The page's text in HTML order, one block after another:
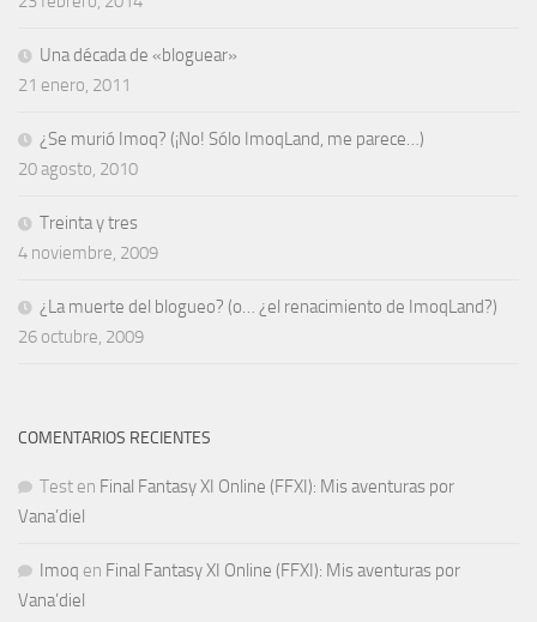
Una década de «bloguear»
21 enero, 2011
¿Se murió Imoq? (¡No! Sólo ImoqLand, me parece…)
20 agosto, 2010
Treinta y tres
4 noviembre, 2009
¿La muerte del blogueo? (o… ¿el renacimiento de ImoqLand?)
26 octubre, 2009
COMENTARIOS RECIENTES
Test en Final Fantasy XI Online (FFXI): Mis aventuras por
Vana’diel
Imoq en Final Fantasy XI Online (FFXI): Mis aventuras por
Vana’diel